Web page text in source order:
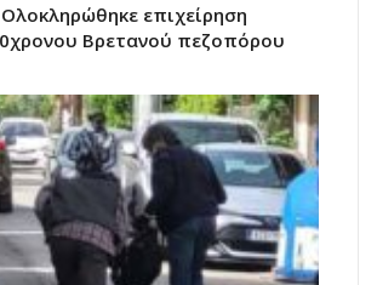
επιχείρηση
Βρετανού πεζοπόρου